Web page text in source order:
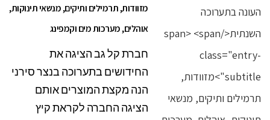
מזוודות, תרמילים ותיקים, מנשאי תינוקות,
אוהלים, מערכות מים וקמפינג
חברת קל גב הציגה את
החידושים בתערוכה בנצר סירני
הנה מקצת המוצרים אותם
הציגה החברה לקראת קיץ